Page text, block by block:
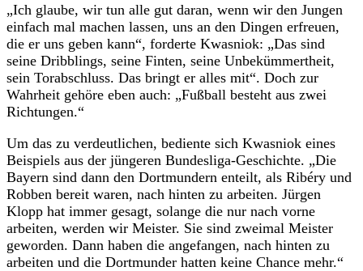
„Ich glaube, wir tun alle gut daran, wenn wir den Jungen
einfach mal machen lassen, uns an den Dingen erfreuen,
die er uns geben kann“, forderte Kwasniok: „Das sind
seine Dribblings, seine Finten, seine Unbekümmertheit,
sein Torabschluss. Das bringt er alles mit“. Doch zur
Wahrheit gehöre eben auch: „Fußball besteht aus zwei
Richtungen.“
Um das zu verdeutlichen, bediente sich Kwasniok eines
Beispiels aus der jüngeren Bundesliga-Geschichte. „Die
Bayern sind dann den Dortmundern enteilt, als Ribéry und
Robben bereit waren, nach hinten zu arbeiten. Jürgen
Klopp hat immer gesagt, solange die nur nach vorne
arbeiten, werden wir Meister. Sie sind zweimal Meister
geworden. Dann haben die angefangen, nach hinten zu
arbeiten und die Dortmunder hatten keine Chance mehr.“